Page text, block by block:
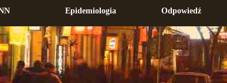
Epidemiologia Odpowiedź